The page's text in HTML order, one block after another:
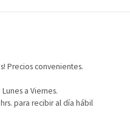
Precios convenientes.
a Viernes.
para recibir al día hábil